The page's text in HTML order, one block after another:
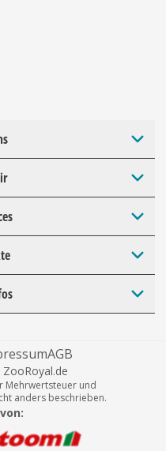
AGB
Mehrwertsteuer und
anders beschrieben.